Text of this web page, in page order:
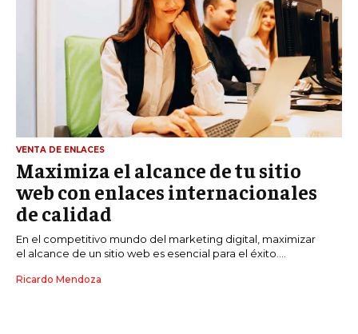
VENTA DE ENLACES
Maximiza el alcance de tu sitio
web con enlaces internacionales
de calidad
En el competitivo mundo del marketing digital, maximizar
el alcance de un sitio web es esencial para el éxito....
Ricardo Mendoza